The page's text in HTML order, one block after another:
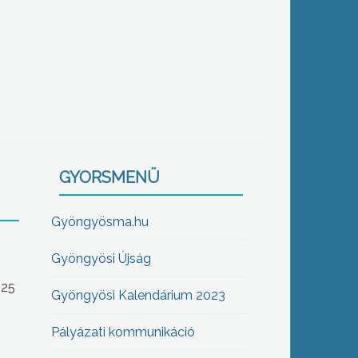
GYORSMENÜ
Gyöngyösma.hu
Gyöngyösi Újság
Gyöngyösi Kalendárium 2023
Pályázati kommunikáció